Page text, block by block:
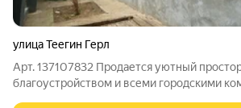
улица Теегин Герл
Арт. 137107832 Продается уютный
благоустройством и всеми городскими